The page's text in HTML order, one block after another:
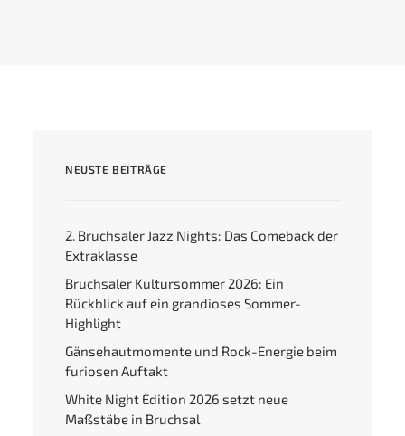
NEUSTE BEITRÄGE
2. Bruchsaler Jazz Nights: Das Comeback der
Extraklasse
Bruchsaler Kultursommer 2026: Ein
Rückblick auf ein grandioses Sommer-
Highlight
Gänsehautmomente und Rock-Energie beim
furiosen Auftakt
White Night Edition 2026 setzt neue
Maßstäbe in Bruchsal